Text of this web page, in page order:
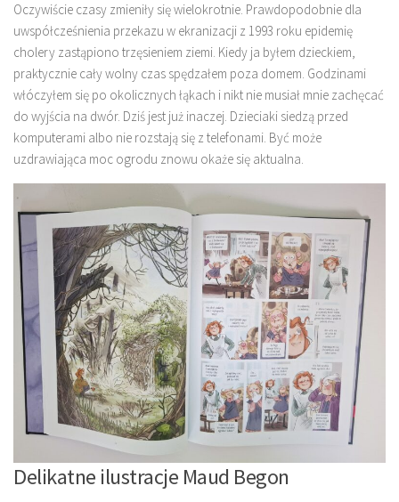
Oczywiście czasy zmieniły się wielokrotnie. Prawdopodobnie dla
uwspółcześnienia przekazu w ekranizacji z 1993 roku epidemię
cholery zastąpiono trzęsieniem ziemi. Kiedy ja byłem dzieckiem,
praktycznie cały wolny czas spędzałem poza domem. Godzinami
włóczyłem się po okolicznych łąkach i nikt nie musiał mnie zachęcać
do wyjścia na dwór. Dziś jest już inaczej. Dzieciaki siedzą przed
komputerami albo nie rozstają się z telefonami. Być może
uzdrawiająca moc ogrodu znowu okaże się aktualna.
Delikatne ilustracje Maud Begon